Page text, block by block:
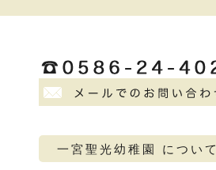
一宮聖光幼稚園 について